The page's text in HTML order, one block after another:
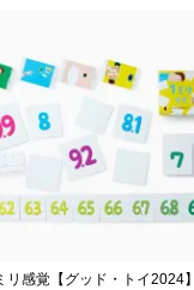
リ感覚【グッド・トイ2024】